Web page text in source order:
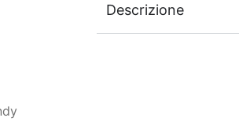
Descrizione